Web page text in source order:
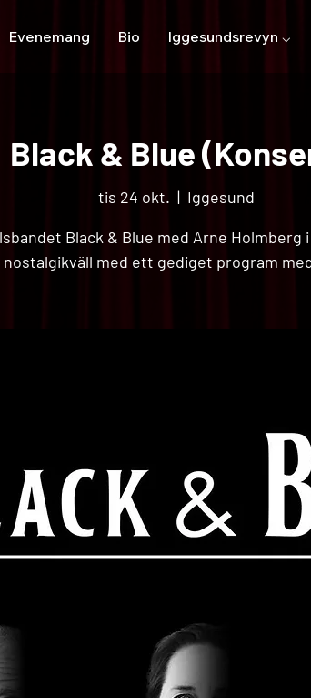
Evenemang Bio Iggesundsrevyn ⌵
Black & Blue
tis 24 okt.
  |
Iggesund
Black & Blue med Arne Holmberg
nostalgikväll med ett gediget program